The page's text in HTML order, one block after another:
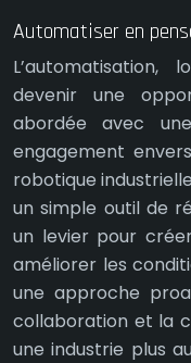
Automatiser en
devenir une
abordée avec
engagement
robotique
un simple outil de
un levier pour
améliorer les
une approche
collaboration et la
une industrie plus